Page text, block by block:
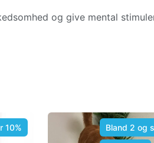
og give mental
10% Bland 2 og